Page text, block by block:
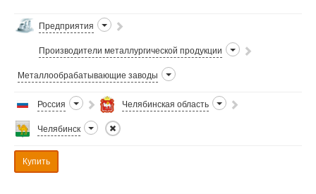
Предприятия
Производители металлургической продукции
Металлообрабатывающие заводы
Россия Челябинская область
Челябинск
Купить